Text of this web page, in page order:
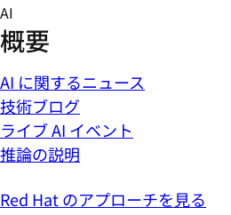
Skip
to
content
AI
概要
AI に関するニュース
技術ブログ
ライブ AI イベント
推論の説明
Red Hat のアプローチを見る